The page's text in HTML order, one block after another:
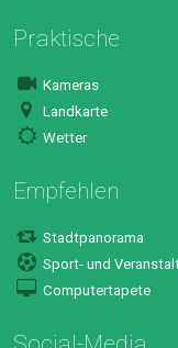
Praktische
Kameras
Landkarte
Wetter
Empfehlen
Stadtpanorama
Sport- und
Computertapete